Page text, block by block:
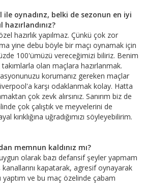
oynadınz, belki de sezonun en iyi
hazırlandınız?
hazırlık yapılmaz. Çünkü çok zor
yine debu böyle bir maçı oynamak için
100'ümüzü vereceğimizi biliriz. Benim
olan maçlara hazırlanmak.
korumanız gereken maçlar
karşı odaklanmak kolay. Hatta
çok zevk alırsınız. Sanırım biz de
çok çalıştık ve meyvelerini de
kırıklığına uğradığımızı söyleyebilirim.
memnun kaldınız mı?
olarak bazı defansif şeyler yapmam
kapatarak, agresif oynayarak
yaptım ve bu maç özelinde çabam